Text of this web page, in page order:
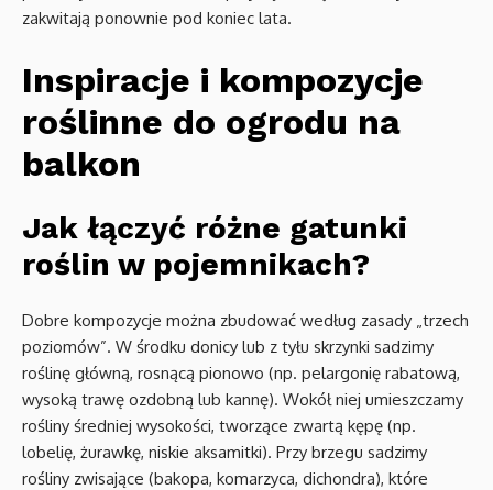
zakwitają ponownie pod koniec lata.
Inspiracje i kompozycje
roślinne do ogrodu na
balkon
Jak łączyć różne gatunki
roślin w pojemnikach?
Dobre kompozycje można zbudować według zasady „trzech
poziomów”. W środku donicy lub z tyłu skrzynki sadzimy
roślinę główną, rosnącą pionowo (np. pelargonię rabatową,
wysoką trawę ozdobną lub kannę). Wokół niej umieszczamy
rośliny średniej wysokości, tworzące zwartą kępę (np.
lobelię, żurawkę, niskie aksamitki). Przy brzegu sadzimy
rośliny zwisające (bakopa, komarzyca, dichondra), które